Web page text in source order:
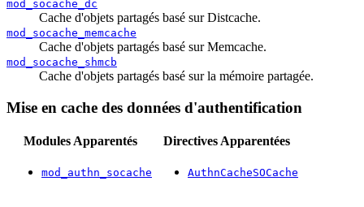
mod_socache_dc
Cache d'objets partagés basé sur Distcache.
mod_socache_memcache
Cache d'objets partagés basé sur Memcache.
mod_socache_shmcb
Cache d'objets partagés basé sur la mémoire partagée.
Mise en cache des données d'authentification
Modules Apparentés Directives Apparentées
mod_authn_socache AuthnCacheSOCache